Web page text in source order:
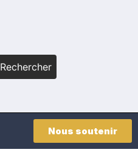
Rechercher
Nous soutenir